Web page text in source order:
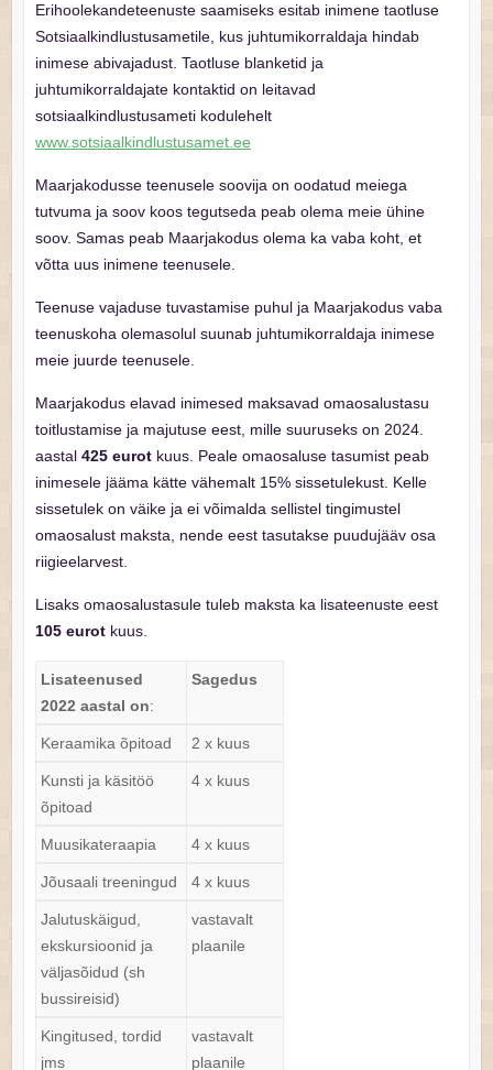
Erihoolekandeteenuste saamiseks esitab inimene taotluse
Sotsiaalkindlustusametile, kus juhtumikorraldaja hindab
inimese abivajadust. Taotluse blanketid ja
juhtumikorraldajate kontaktid on leitavad
sotsiaalkindlustusameti kodulehelt
www.sotsiaalkindlustusamet.ee
Maarjakodusse teenusele soovija on oodatud meiega
tutvuma ja soov koos tegutseda peab olema meie ühine
soov. Samas peab Maarjakodus olema ka vaba koht, et
võtta uus inimene teenusele.
Teenuse vajaduse tuvastamise puhul ja Maarjakodus vaba
teenuskoha olemasolul suunab juhtumikorraldaja inimese
meie juurde teenusele.
Maarjakodus elavad inimesed maksavad omaosalustasu
toitlustamise ja majutuse eest, mille suuruseks on 2024.
aastal425 eurotkuus. Peale omaosaluse tasumist peab
inimesele jääma kätte vähemalt 15% sissetulekust. Kelle
sissetulek on väike ja ei võimalda sellistel tingimustel
omaosalust maksta, nende eest tasutakse puudujääv osa
riigieelarvest.
Lisaks omaosalustasule tuleb maksta ka lisateenuste eest
105 eurotkuus.
Lisateenused
2022 aastal on:
Sagedus
Keraamika õpitoad 2 x kuus
Kunsti ja käsitöö
õpitoad
4 x kuus
Muusikateraapia 4 x kuus
Jõusaali treeningud 4 x kuus
Jalutuskäigud,
ekskursioonid ja
väljasõidud (sh
bussireisid)
vastavalt
plaanile
Kingitused, tordid
jms
vastavalt
plaanile